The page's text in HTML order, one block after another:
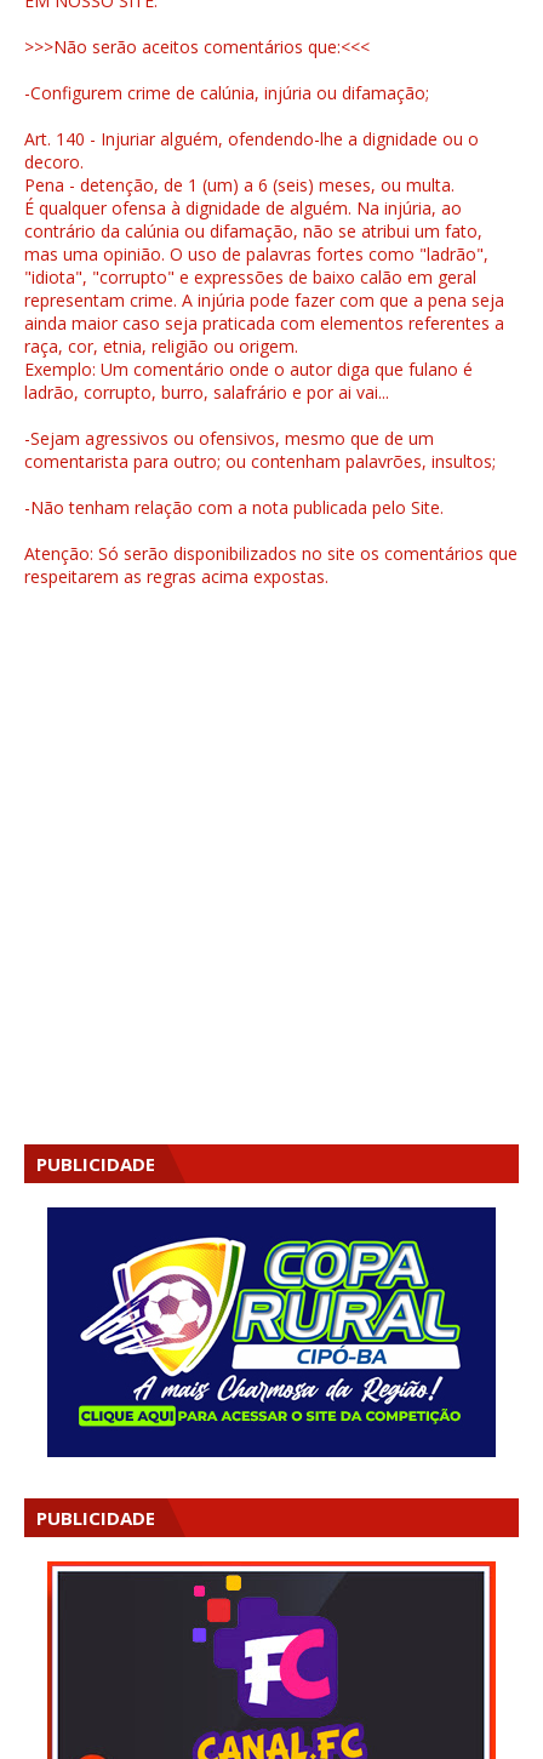
>>>Não serão aceitos comentários que:<<<
-Configurem crime de calúnia, injúria ou difamação;
Art. 140 - Injuriar alguém, ofendendo-lhe a dignidade ou o
decoro.
Pena - detenção, de 1 (um) a 6 (seis) meses, ou multa.
É qualquer ofensa à dignidade de alguém. Na injúria, ao
contrário da calúnia ou difamação, não se atribui um fato,
mas uma opinião. O uso de palavras fortes como "ladrão",
"idiota", "corrupto" e expressões de baixo calão em geral
representam crime. A injúria pode fazer com que a pena seja
ainda maior caso seja praticada com elementos referentes a
raça, cor, etnia, religião ou origem.
Exemplo: Um comentário onde o autor diga que fulano é
ladrão, corrupto, burro, salafrário e por ai vai...
-Sejam agressivos ou ofensivos, mesmo que de um
comentarista para outro; ou contenham palavrões, insultos;
-Não tenham relação com a nota publicada pelo Site.
Atenção: Só serão disponibilizados no site os comentários que
respeitarem as regras acima expostas.
PUBLICIDADE
PUBLICIDADE